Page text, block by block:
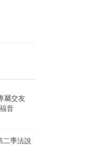
屬交友
音
二季法說